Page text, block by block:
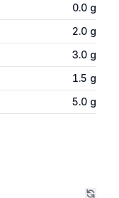
0.0 g
2.0 g
3.0 g
1.5 g
5.0 g
180 g'